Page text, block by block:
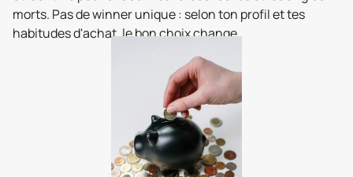
morts. Pas de winner unique : selon ton profil et tes
habitudes d'achat, le bon choix change.